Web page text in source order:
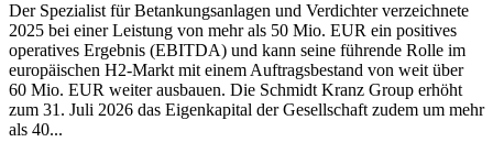
Der Spezialist für Betankungsanlagen und Verdichter verzeichnete
2025 bei einer Leistung von mehr als 50 Mio. EUR ein positives
operatives Ergebnis (EBITDA) und kann seine führende Rolle im
europäischen H2-Markt mit einem Auftragsbestand von weit über
60 Mio. EUR weiter ausbauen. Die Schmidt Kranz Group erhöht
zum 31. Juli 2026 das Eigenkapital der Gesellschaft zudem um mehr
als 40...